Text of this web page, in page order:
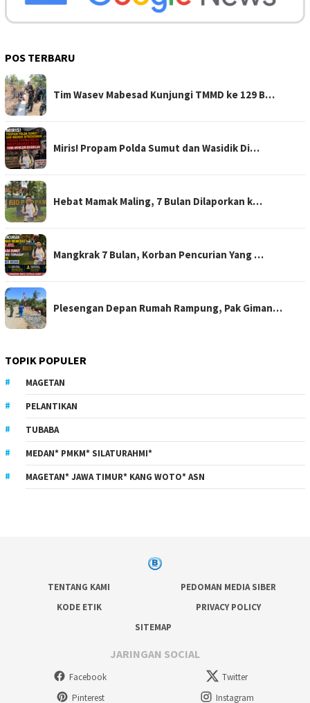
POS TERBARU
Tim Wasev Mabesad Kunjungi TMMD ke 129 B…
Miris! Propam Polda Sumut dan Wasidik Di…
Hebat Mamak Maling, 7 Bulan Dilaporkan k…
Mangkrak 7 Bulan, Korban Pencurian Yang …
Plesengan Depan Rumah Rampung, Pak Giman…
TOPIK POPULER
MAGETAN
PELANTIKAN
TUBABA
MEDAN* PMKM* SILATURAHMI*
MAGETAN* JAWA TIMUR* KANG WOTO* ASN
TENTANG KAMI
PEDOMAN MEDIA SIBER
KODE ETIK
PRIVACY POLICY
SITEMAP
JARINGAN SOCIAL
Facebook
Twitter
Pinterest
Instagram